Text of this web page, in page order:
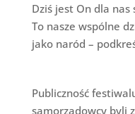
Dziś jest On dla
To nasze wspólne
jako naród –
Publiczność
samorządowcy byli